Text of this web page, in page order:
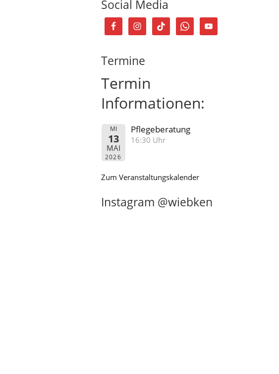
Social Media
Termine
Termin
Informationen:
MI
13
MAI
2026
Pflegeberatung
16:30 Uhr
Zum Veranstaltungskalender
Instagram @wiebken